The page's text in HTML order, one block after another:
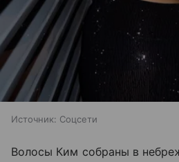
Источник: Соцсети
Волосы Ким собраны в